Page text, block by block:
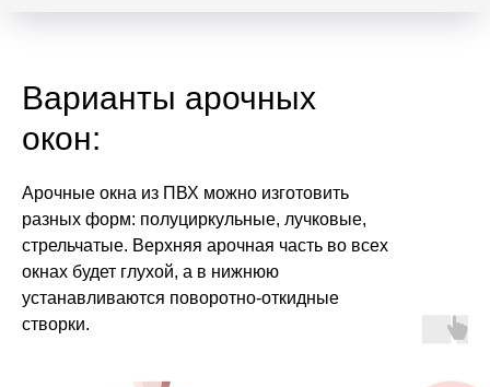
Варианты арочных
окон:
Арочные окна из ПВХ можно изготовить
разных форм: полуциркульные, лучковые,
стрельчатые. Верхняя арочная часть во всех
окнах будет глухой, а в нижнюю
устанавливаются поворотно-откидные
створки.